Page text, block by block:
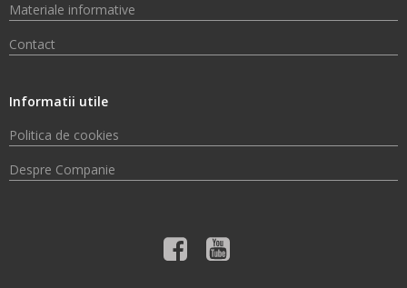
Materiale informative
Contact
Informatii utile
Politica de cookies
Despre Companie